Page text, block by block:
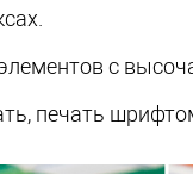
с
печать